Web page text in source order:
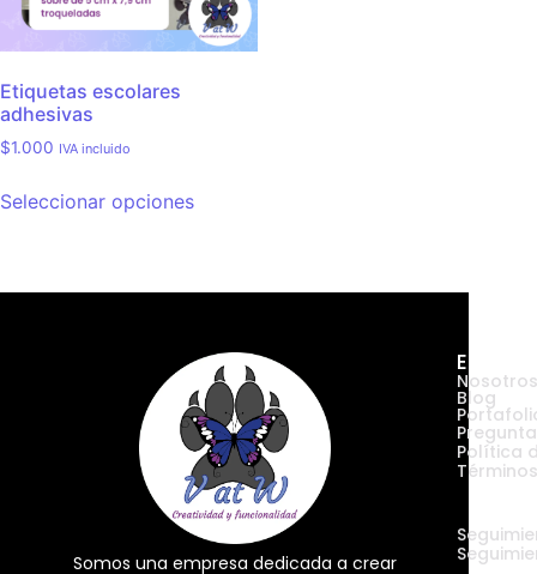
Etiquetas escolares
adhesivas
$1.000 IVA incluido
Seleccionar opciones
Somos una empresa dedicada a crear
Nosotros
Blog
Política